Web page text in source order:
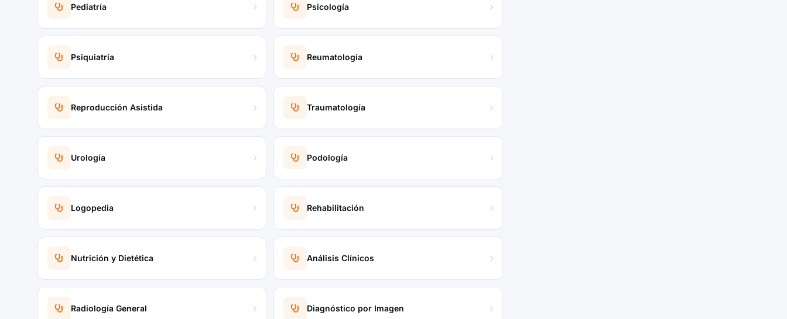
Pediatría Psicología
Psiquiatría Reumatología
Reproducción Asistida Traumatología
Urología Podología
Logopedia Rehabilitación
Nutrición y Dietética Análisis Clínicos
Radiología General Diagnóstico por Imagen